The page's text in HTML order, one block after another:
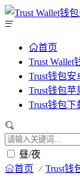
首页
Trust
Trust钱包安
Trust钱包苹
Trust钱包下
昼/夜
首页 Trust钱